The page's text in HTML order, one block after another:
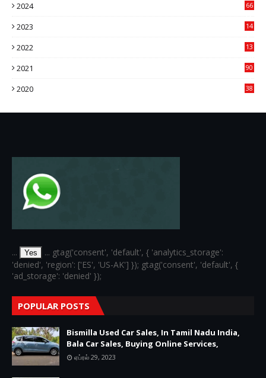
2024
66
2023
14
2022
13
2021
90
2020
38
... Yes
... gtag('consent', 'default', { 'analytics_storage':
'denied', 'region': ['ES', 'US-AK'] }); gtag('consent', 'default', {
'ad_storage': 'denied' });
POPULAR POSTS
Bismilla Used Car Sales, In Tamil Nadu India,
Bala Car Sales, Buying Online Services,
ஏப்ரல் 29, 2023